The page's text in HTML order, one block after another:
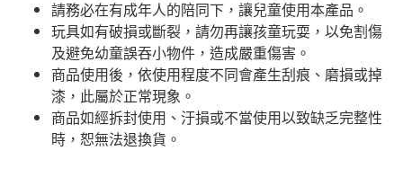
請務必在有成年人的陪同下，讓兒童使用本產品。
玩具如有破損或斷裂，請勿再讓孩童玩耍，以免割傷
及避免幼童誤吞小物件，造成嚴重傷害。
商品使用後，依使用程度不同會產生刮痕、磨損或掉
漆，此屬於正常現象。
商品如經拆封使用、汙損或不當使用以致缺乏完整性
時，恕無法退換貨。